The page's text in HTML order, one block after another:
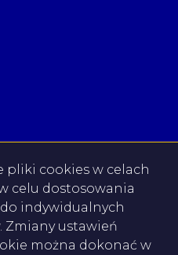
pliki cookies w celach
celu dostosowania
indywidualnych
ustawień
można dokonać w